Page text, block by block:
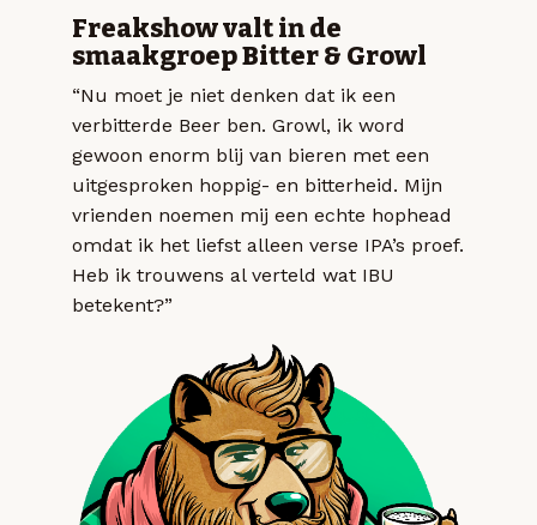
Freakshow valt in de
smaakgroep Bitter & Growl
“Nu moet je niet denken dat ik een
verbitterde Beer ben. Growl, ik word
gewoon enorm blij van bieren met een
uitgesproken hoppig- en bitterheid. Mijn
vrienden noemen mij een echte hophead
omdat ik het liefst alleen verse IPA’s proef.
Heb ik trouwens al verteld wat IBU
betekent?”